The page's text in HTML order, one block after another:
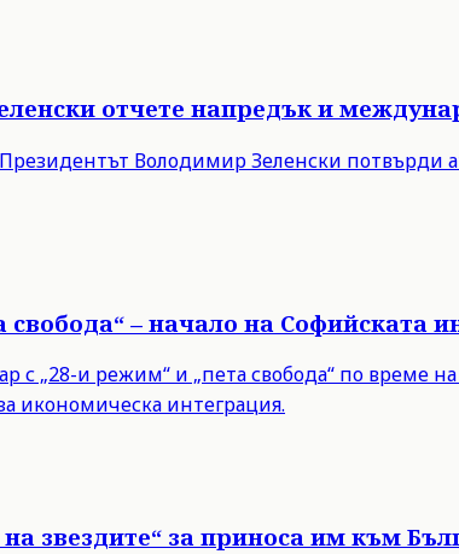
отчете напредък и
Володимир Зеленски потвърди
– начало на Софийската
с „28-и режим“ и „пета свобода“ по време
икономическа интеграция.
звездите“ за приноса им към